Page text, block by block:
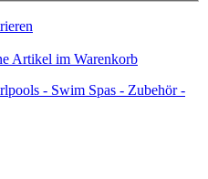
Artikel im Warenkorb